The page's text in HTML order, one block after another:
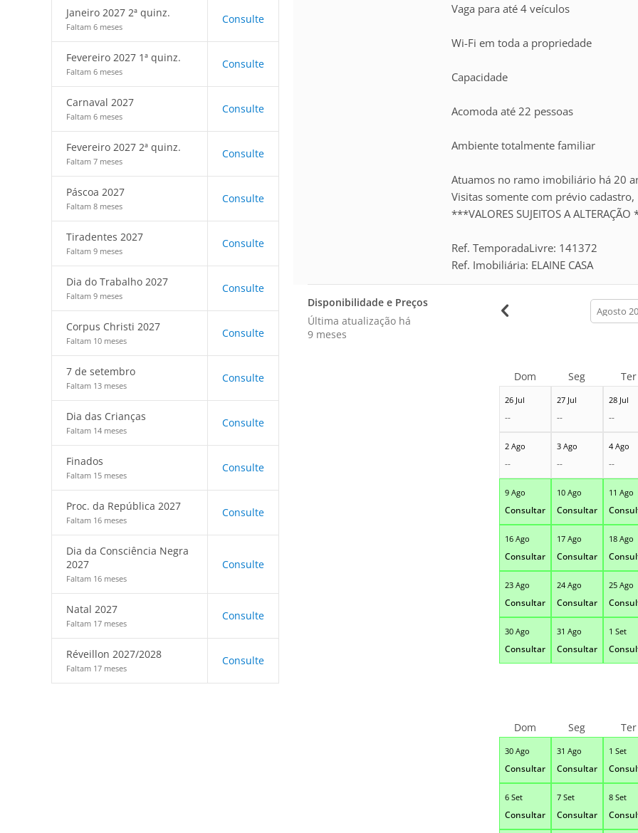
Janeiro 2027 2ª quinz.
Faltam 6 meses
Consulte
Fevereiro 2027 1ª quinz.
Faltam 6 meses
Consulte
Carnaval 2027
Faltam 6 meses
Consulte
Fevereiro 2027 2ª quinz.
Faltam 7 meses
Consulte
Páscoa 2027
Faltam 8 meses
Consulte
Tiradentes 2027
Faltam 9 meses
Consulte
Dia do Trabalho 2027
Faltam 9 meses
Consulte
Corpus Christi 2027
Faltam 10 meses
Consulte
7 de setembro
Faltam 13 meses
Consulte
Dia das Crianças
Faltam 14 meses
Consulte
Finados
Faltam 15 meses
Consulte
Proc. da República 2027
Faltam 16 meses
Consulte
Dia da Consciência Negra
2027
Faltam 16 meses
Consulte
Natal 2027
Faltam 17 meses
Consulte
Réveillon 2027/2028
Faltam 17 meses
Consulte
Vaga para até 4 veículos
Wi-Fi em toda a propriedade
Capacidade
Acomoda até 22 pessoas
Ambiente totalmente familiar
Atuamos no ramo imobiliário há 20
Visitas somente com prévio
***VALORES SUJEITOS A
Ref. TemporadaLivre: 141372
Ref. Imobiliária: ELAINE CASA
Disponibilidade e Preços
Última atualização há
9 meses
month
26 Jul
--
27 Jul
--
28 Jul
--
2 Ago
--
3 Ago
--
4 Ago
--
9 Ago
Consultar
10 Ago
Consultar
11 Ago
16 Ago
Consultar
17 Ago
Consultar
18 Ago
23 Ago
Consultar
24 Ago
Consultar
25 Ago
30 Ago
Consultar
31 Ago
Consultar
1 Set
Dom Seg Ter
30 Ago
Consultar
31 Ago
Consultar
1 Set
6 Set
Consultar
7 Set
Consultar
8 Set
Dom Seg Ter